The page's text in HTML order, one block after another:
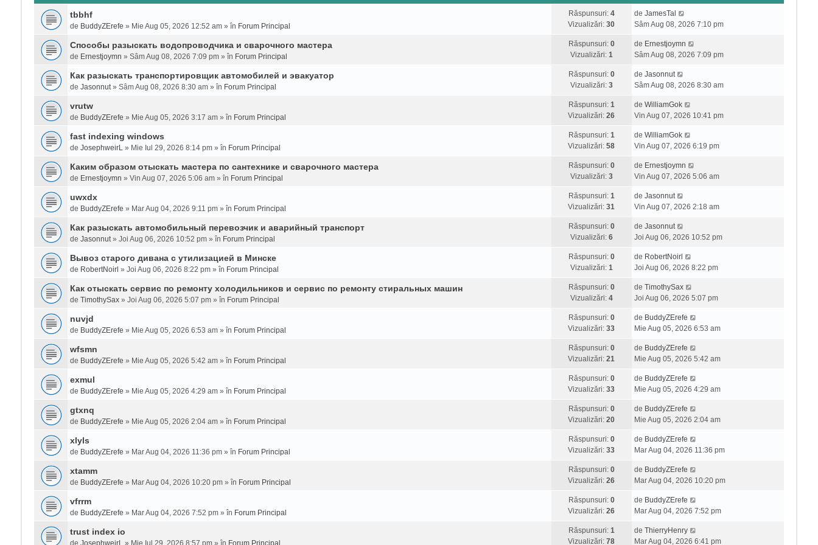
tbbhf
de BuddyZErefe » Mie Aug 05, 2026 12:52 am » în Forum Principal
Răspunsuri: 4
Vizualizări:30
de JamesTal
Sâm Aug 08, 2026 7:10 pm
Способы разыскать водопроводчика и сварочного мастера
de Ernestjoymn » Sâm Aug 08, 2026 7:09 pm » în Forum Principal
Răspunsuri: 0
Vizualizări: 1
de Ernestjoymn
Sâm Aug 08, 2026 7:09 pm
Как разыскать транспортировщик автомобилей и эвакуатор
de Jasonnut» Sâm Aug 08, 2026 8:30 am » în Forum Principal
Răspunsuri: 0
Vizualizări: 3
de Jasonnut
Sâm Aug 08, 2026 8:30 am
vrutw
de BuddyZErefe » Mie Aug 05, 2026 3:17 am » în Forum Principal
Răspunsuri: 1
Vizualizări:26
de WilliamGok
Vin Aug 07, 2026 10:41 pm
fast indexing windows
de JosephweirL» Mie Iul 29, 2026 8:14 pm » în Forum Principal
Răspunsuri: 1
Vizualizări:58
de WilliamGok
Vin Aug 07, 2026 6:19 pm
Каким образом отыскать мастера по сантехнике и сварочного мастера
de Ernestjoymn » Vin Aug 07, 2026 5:06 am » în Forum Principal
Răspunsuri: 0
Vizualizări: 3
de Ernestjoymn
Vin Aug 07, 2026 5:06 am
uwxdx
de BuddyZErefe » Mar Aug 04, 2026 9:11 pm » în Forum Principal
Răspunsuri: 1
Vizualizări:31
de Jasonnut
Vin Aug 07, 2026 2:18 am
Как разыскать автомобильный перевозчик и аварийный транспорт
de Jasonnut» Joi Aug 06, 2026 10:52 pm » în Forum Principal
Răspunsuri: 0
Vizualizări: 6
de Jasonnut
Joi Aug 06, 2026 10:52 pm
Вывоз старого дивана с утилизацией в Минске
de RobertNoirl » Joi Aug 06, 2026 8:22 pm » în Forum Principal
Răspunsuri: 0
Vizualizări: 1
de RobertNoirl
Joi Aug 06, 2026 8:22 pm
Как отыскать сервис по ремонту холодильников и сервис по ремонту стиральных машин
de TimothySax» Joi Aug 06, 2026 5:07 pm » în Forum Principal
Răspunsuri: 0
Vizualizări: 4
de TimothySax
Joi Aug 06, 2026 5:07 pm
nuvjd
de BuddyZErefe » Mie Aug 05, 2026 6:53 am » în Forum Principal
Răspunsuri: 0
Vizualizări:33
de BuddyZErefe
Mie Aug 05, 2026 6:53 am
wfsmn
de BuddyZErefe » Mie Aug 05, 2026 5:42 am » în Forum Principal
Răspunsuri: 0
Vizualizări:21
de BuddyZErefe
Mie Aug 05, 2026 5:42 am
exmul
de BuddyZErefe » Mie Aug 05, 2026 4:29 am » în Forum Principal
Răspunsuri: 0
Vizualizări:33
de BuddyZErefe
Mie Aug 05, 2026 4:29 am
gtxnq
de BuddyZErefe » Mie Aug 05, 2026 2:04 am » în Forum Principal
Răspunsuri: 0
Vizualizări:20
de BuddyZErefe
Mie Aug 05, 2026 2:04 am
xlyls
de BuddyZErefe » Mar Aug 04, 2026 11:36 pm » în Forum Principal
Răspunsuri: 0
Vizualizări:33
de BuddyZErefe
Mar Aug 04, 2026 11:36 pm
xtamm
de BuddyZErefe » Mar Aug 04, 2026 10:20 pm » în Forum Principal
Răspunsuri: 0
Vizualizări:26
de BuddyZErefe
Mar Aug 04, 2026 10:20 pm
vfrrm
de BuddyZErefe » Mar Aug 04, 2026 7:52 pm » în Forum Principal
Răspunsuri: 0
Vizualizări:26
de BuddyZErefe
Mar Aug 04, 2026 7:52 pm
trust index io
de JosephweirL » Mie Iul 29, 2026 8:57 pm » în Forum Principal
Răspunsuri: 1
Vizualizări:78
de ThierryHenry
Mar Aug 04, 2026 6:41 pm